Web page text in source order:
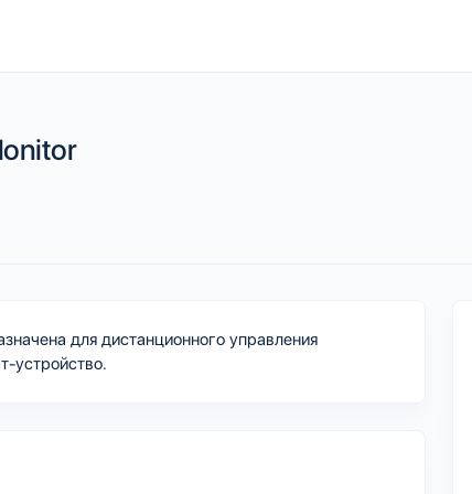
для дистанционного управления
устройство.